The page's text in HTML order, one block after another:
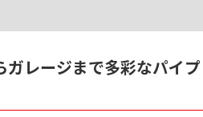
ガレージまで多彩なパイプ